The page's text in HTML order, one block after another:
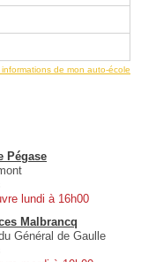
informations de mon auto-école
Pégase
lundi à 16h00
Malbrancq
Général de Gaulle